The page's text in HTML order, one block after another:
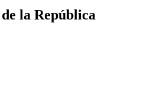
la República